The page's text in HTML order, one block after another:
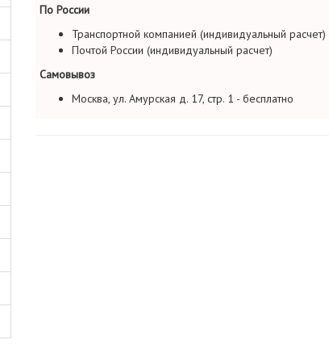
По России
Транспортной компанией (индивидуальный расчет)
Почтой России (индивидуальный расчет)
Самовывоз
Москва, ул. Амурская д. 17, стр. 1 - бесплатно